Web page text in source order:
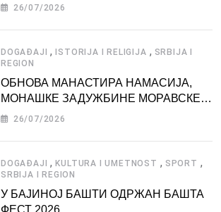
АТРАКЦИЈА
26/07/2026
DOGAĐAJI , ISTORIJA I RELIGIJA , SRBIJA I
REGION
ОБНОВА МАНАСТИРА НАМАСИЈА,
МОНАШКЕ ЗАДУЖБИНЕ МОРАВСКЕ
СРБИЈЕ
26/07/2026
DOGAĐAJI ,KULTURA I UMETNOST , SPORT ,
SRBIJA I REGION
У БАЈИНОЈ БАШТИ ОДРЖАН БАШТА